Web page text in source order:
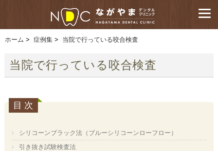
ホーム > 症例集 > 当院で行っている咬合検査
当院で行っている咬合検査
シリコーンブラック法（ブルーシリコーンローフロー）
引き抜き試験検査法